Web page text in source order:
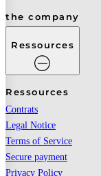
the company
Ressources
Ressources
Contrats
Legal Notice
Terms of Service
Secure payment
Privacy Policy